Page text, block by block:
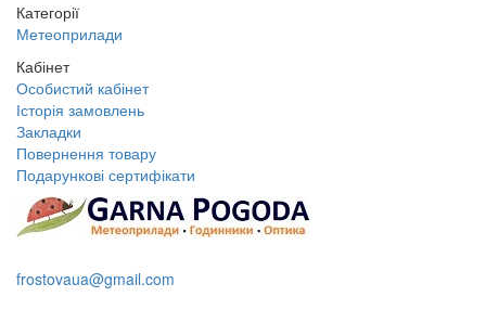
Категорії
Метеоприлади
Кабінет
Особистий кабінет
Історія замовлень
Закладки
Повернення товару
Подарункові сертифікати
frostovaua@gmail.com